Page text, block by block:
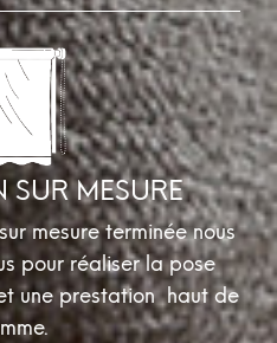
SUR MESURE
mesure terminée nous
pour réaliser la pose
une prestation haut de